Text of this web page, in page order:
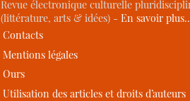
Revue électronique culturelle
(littérature, arts & idées) -En savoir
Contacts
Mentions légales
Ours
Utilisation des articles et droits d’auteurs